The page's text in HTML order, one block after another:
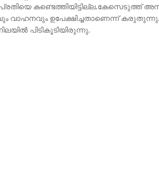
കണ്ടെത്തിയിട്ടില്ല.കേസെടുത്ത്
വാഹനവും ഉപേക്ഷിച്ചതാണെന്ന്
പിടികൂടിയിരുന്നു.